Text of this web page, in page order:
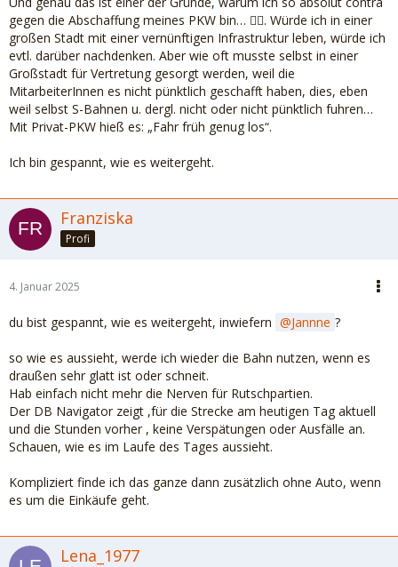
gegen die Abschaffung meines PKW bin… 🤷‍♀️. Würde ich in einer
großen Stadt mit einer vernünftigen Infrastruktur leben, würde ich
evtl. darüber nachdenken. Aber wie oft musste selbst in einer
Großstadt für Vertretung gesorgt werden, weil die
MitarbeiterInnen es nicht pünktlich geschafft haben, dies, eben
weil selbst S-Bahnen u. dergl. nicht oder nicht pünktlich fuhren…
Mit Privat-PKW hieß es: „Fahr früh genug los“.
Ich bin gespannt, wie es weitergeht.
Franziska
Profi
4. Januar 2025
du bist gespannt, wie es weitergeht, inwiefern Jannne ?
so wie es aussieht, werde ich wieder die Bahn nutzen, wenn es
draußen sehr glatt ist oder schneit.
Hab einfach nicht mehr die Nerven für Rutschpartien.
Der DB Navigator zeigt ,für die Strecke am heutigen Tag aktuell
und die Stunden vorher , keine Verspätungen oder Ausfälle an.
Schauen, wie es im Laufe des Tages aussieht.
Kompliziert finde ich das ganze dann zusätzlich ohne Auto, wenn
es um die Einkäufe geht.
Lena_1977